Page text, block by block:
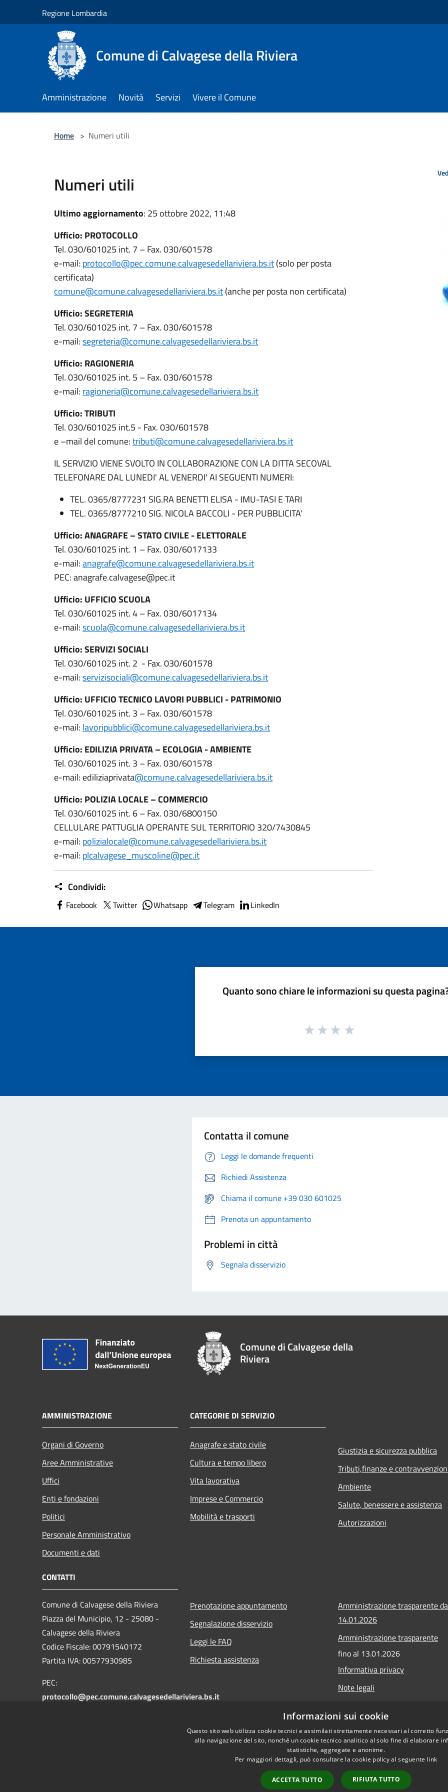
Regione Lombardia
Comune di Calvagese della Riviera
Amministrazione Novità Servizi Vivere il Comune
Home > Numeri utili
Numeri utili
Ultimo aggiornamento: 25 ottobre 2022, 11:48
Ufficio: PROTOCOLLO
Tel. 030/601025 int. 7 – Fax. 030/601578
e-mail: protocollo@pec.comune.calvagesedellariviera.bs.it(solo per posta
certificata)
comune@comune.calvagesedellariviera.bs.it(anche per posta non certificata)
Ufficio: SEGRETERIA
Tel. 030/601025 int. 7 – Fax. 030/601578
e-mail:segreteria@comune.calvagesedellariviera.bs.it
Ufficio: RAGIONERIA
Tel. 030/601025 int. 5 – Fax. 030/601578
e-mail: ragioneria@comune.calvagesedellariviera.bs.it
Ufficio: TRIBUTI
Tel. 030/601025 int.5 - Fax. 030/601578
e –mail del comune:tributi@comune.calvagesedellariviera.bs.it
IL SERVIZIO VIENE SVOLTO IN COLLABORAZIONE CON LA DITTA SECOVAL
TELEFONARE DAL LUNEDI' AL VENERDI' AI SEGUENTI NUMERI:
TEL. 0365/8777231 SIG.RA BENETTI ELISA - IMU-TASI E TARI
TEL. 0365/8777210 SIG. NICOLA BACCOLI - PER PUBBLICITA'
Ufficio: ANAGRAFE – STATO CIVILE - ELETTORALE
Tel. 030/601025 int. 1 – Fax. 030/6017133
e-mail:anagrafe@comune.calvagesedellariviera.bs.it
PEC: anagrafe.calvagese@pec.it
Ufficio: UFFICIO SCUOLA
Tel. 030/601025 int. 4 – Fax. 030/6017134
e-mail:scuola@comune.calvagesedellariviera.bs.it
Ufficio: SERVIZI SOCIALI
Tel. 030/601025 int. 2 - Fax. 030/601578
e-mail:servizisociali@comune.calvagesedellariviera.bs.it
Ufficio: UFFICIO TECNICO LAVORI PUBBLICI - PATRIMONIO
Tel. 030/601025 int. 3 – Fax. 030/601578
e-mail: lavoripubblici@comune.calvagesedellariviera.bs.it
Ufficio: EDILIZIA PRIVATA – ECOLOGIA - AMBIENTE
Tel. 030/601025 int. 3 – Fax. 030/601578
e-mail: ediliziaprivata@comune.calvagesedellariviera.bs.it
Ufficio: POLIZIA LOCALE – COMMERCIO
Tel. 030/601025 int. 6 – Fax. 030/6800150
CELLULARE PATTUGLIA OPERANTE SUL TERRITORIO 320/7430845
e-mail: polizialocale@comune.calvagesedellariviera.bs.it
e-mail: plcalvagese_muscoline@pec.it
Condividi:
Facebook Twitter Whatsapp Telegram LinkedIn
Quanto sono chiare le informazioni su questa
Contatta il comune
Leggi le domande frequenti
Richiedi Assistenza
Chiama il comune +39 030 601025
Prenota un appuntamento
Problemi in città
Segnala disservizio
Comune di Calvagese della
Riviera
AMMINISTRAZIONE
Organi di Governo
Aree Amministrative
Uffici
Enti e fondazioni
Politici
Personale Amministrativo
Documenti e dati
CATEGORIE DI SERVIZIO
Anagrafe e stato civile
Cultura e tempo libero
Vita lavorativa
Imprese e Commercio
Mobilità e trasporti
Giustizia e sicurezza pubblica
Tributi,finanze e
Ambiente
Salute, benessere e assistenza
Autorizzazioni
CONTATTI
Comune di Calvagese della Riviera
Piazza del Municipio, 12 - 25080 -
Calvagese della Riviera
Codice Fiscale: 00791540172
Partita IVA: 00577930985
PEC:
protocollo@pec.comune.calvagesedellariviera.bs.it
Prenotazione appuntamento
Segnalazione disservizio
Leggi le FAQ
Richiesta assistenza
Amministrazione trasparente
14.01.2026
Amministrazione trasparente
fino al 13.01.2026
Informativa privacy
Note legali
Obiettivi di accessibilità
Copyright © 2026 • Comune di
Informazioni sui cookie
Questo sito web utilizza cookie tecnici e assimilati strettamente necessari al corretto
alla navigazione del sito, nonché un cookie tecnico analitico al solo fine di elaborare
statistiche, aggregate e anonime.
Per maggiori dettagli, può consultare la cookie policy al seguente link
ACCETTA TUTTO RIFIUTA TUTTO